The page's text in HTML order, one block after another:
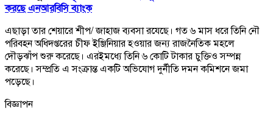
করছে এনআরবিসি ব্যাংক
এছাড়া তার শেয়ারে শীপ/ জাহাজ ব্যবসা রযেছে। গত ৬ মাস ধরে তিনি নৌ
পরিবহন অধিদপ্তরের চীফ ইঞ্জিনিয়ার হওয়ার জন্য রাজনৈতিক মহলে
দৌড়ঝাঁপ শুরু করেছে। এরইমধ্যে তিনি ৬ কোটি টাকার চুক্তিও সম্পন্ন
করেছে। সম্প্রতি এ সংক্রান্ত একটি অভিযোগ দুর্নীতি দমন কমিশনে জমা
পড়েছে।
বিজ্ঞাপন